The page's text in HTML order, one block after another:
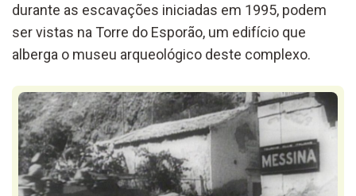
durante as escavações iniciadas em 1995, podem
ser vistas na Torre do Esporão, um edifício que
alberga o museu arqueológico deste complexo.